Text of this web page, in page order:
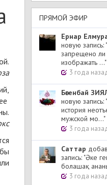
ПРЯМОЙ ЭФИР
Ернар
новую
запрещено ли
изображать ..."
3 года
Бөгенбай
новую
история
мужской мо..."
3 года
Cаттар
запись: "Әке
болашақ
3 года